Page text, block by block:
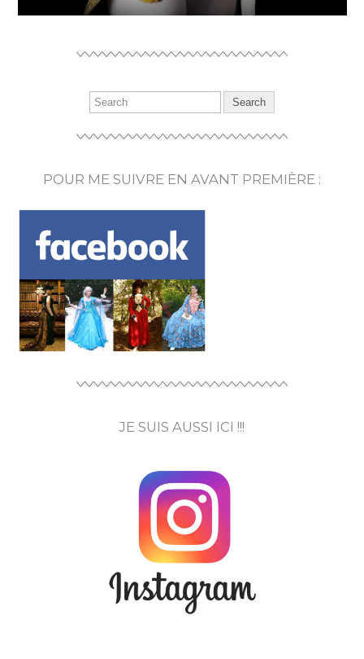
POUR ME SUIVRE EN AVANT PREMIÈRE :
JE SUIS AUSSI ICI !!!